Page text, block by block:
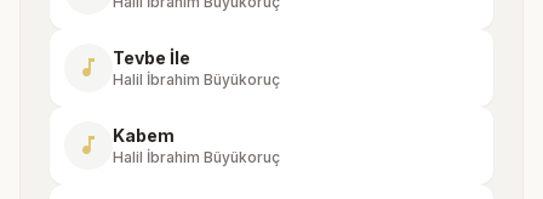
music_note Tevbe İle
Halil İbrahim Büyükoruç
music_note Kabem
Halil İbrahim Büyükoruç